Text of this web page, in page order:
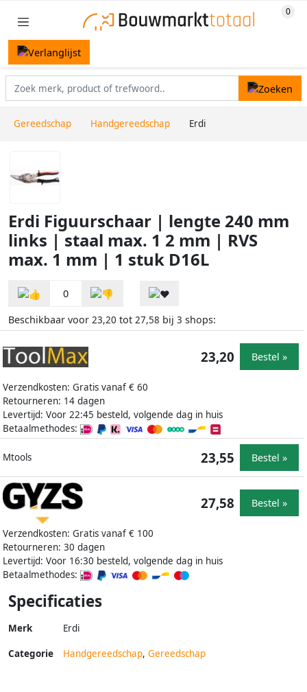
Gereedschap Handgereedschap Erdi
Erdi Figuurschaar | lengte 240 mm
links | staal max. 1 2 mm | RVS
max. 1 mm | 1 stuk D16L
0
Beschikbaar voor 23,20 tot 27,58 bij 3 shops:
Verzendkosten: Gratis vanaf € 60
Retourneren: 14 dagen
Levertijd: Voor 22:45 besteld, volgende dag in huis
Betaalmethodes:
23,20 Bestel »
Mtools 23,55 Bestel »
Verzendkosten: Gratis vanaf € 100
Retourneren: 30 dagen
Levertijd: Voor 16:30 besteld, volgende dag in huis
Betaalmethodes:
27,58 Bestel »
Specificaties
Merk Erdi
Categorie Handgereedschap, Gereedschap